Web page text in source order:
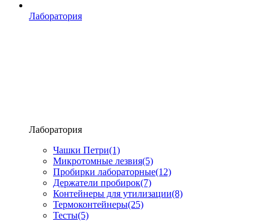
Лаборатория
Лаборатория
Чашки Петри(1)
Микротомные лезвия(5)
Пробирки лабораторные(12)
Держатели пробирок(7)
Контейнеры для утилизации(8)
Термоконтейнеры(25)
Тесты(5)